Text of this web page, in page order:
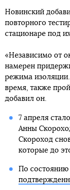
Новинский
повторного
стационаре под
«Независимо от
намерен
режима изоляции.
время, также
добавил он.
7 апреля
Анны
Скороход
которые до
По состоянию